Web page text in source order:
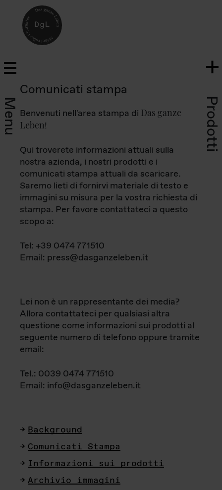
Menu Prodotti
Comunicati stampa
Benvenuti nell'area stampa di Das ganze
Leben!
Qui troverete informazioni attuali sulla
nostra azienda, i nostri prodotti e i
comunicati stampa attuali da scaricare.
Saremo lieti di fornirvi materiale di testo e
immagini su misura per la vostra richiesta di
stampa. Per favore contattateci a questo
scopo a:
Tel: +39 0474 771510
Email: press@dasganzeleben.it
Lei non è un rappresentante dei media?
Allora contattateci per qualsiasi altra
questione come informazioni sui prodotti al
seguente numero di telefono oppure tramite
email:
Tel.: 0039 0474 771510
Email: info@dasganzeleben.it
Background
Comunicati Stampa
Informazioni sui prodotti
Archivio immagini